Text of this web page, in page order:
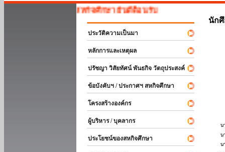
สหกิจศึกษา ยินดีต้อนรับ
ประวัติความเป็นมา
หลักการและเหตุผล
ปรัชญา วิสัยทัศน์ พันธกิจ วัตถุประสงค์
ข้อบังคับฯ / ประกาศฯ สหกิจศึกษา
โครงสร้างองค์กร
ผู้บริหาร / บุคลากร
ประโยชน์ของสหกิจศึกษา
นัก